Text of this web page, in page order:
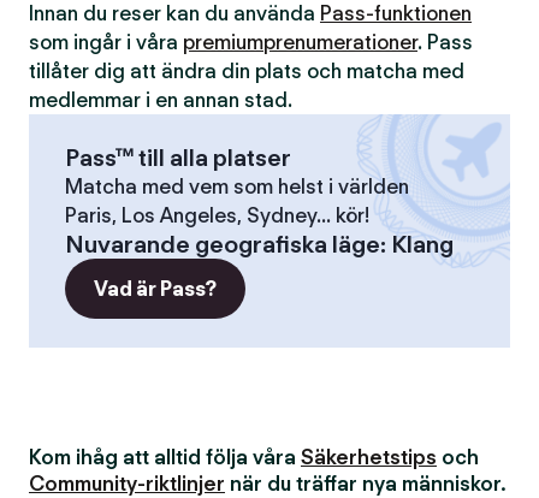
Innan du reser kan du använda Pass-funktionen
som ingår i våra premiumprenumerationer. Pass
tillåter dig att ändra din plats och matcha med
medlemmar i en annan stad.
Pass™ till alla platser
Matcha med vem som helst i världen
Paris, Los Angeles, Sydney... kör!
Nuvarande geografiska läge: Klang
Vad är Pass?
Kom ihåg att alltid följa våra Säkerhetstips och
Community-riktlinjer när du träffar nya människor.